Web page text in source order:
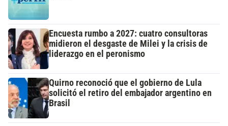
Encuesta rumbo a 2027: cuatro consultoras
midieron el desgaste de Milei y la crisis de
liderazgo en el peronismo
Quirno reconoció que el gobierno de Lula
solicitó el retiro del embajador argentino en
Brasil